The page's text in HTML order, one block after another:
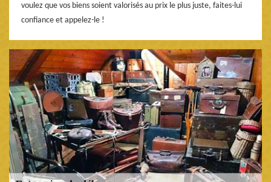
voulez que vos biens soient valorisés au prix le plus juste, faites-lui
confiance et appelez-le !